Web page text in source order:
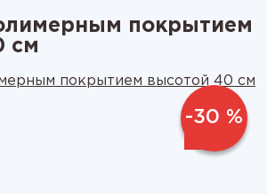
покрытием
см
-30 %